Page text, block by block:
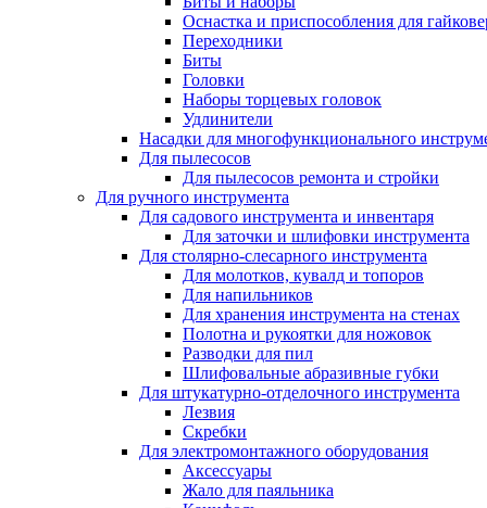
Оснастка и приспособления для
Переходники
Биты
Головки
Наборы торцевых головок
Удлинители
Насадки для многофункционального
Для пылесосов
Для пылесосов ремонта и стройки
Для ручного инструмента
Для садового инструмента и инвентаря
Для заточки и шлифовки инструмента
Для столярно-слесарного инструмента
Для молотков, кувалд и топоров
Для напильников
Для хранения инструмента на стенах
Полотна и рукоятки для ножовок
Разводки для пил
Шлифовальные абразивные губки
Для штукатурно-отделочного инструмента
Лезвия
Скребки
Для электромонтажного оборудования
Аксессуары
Жало для паяльника